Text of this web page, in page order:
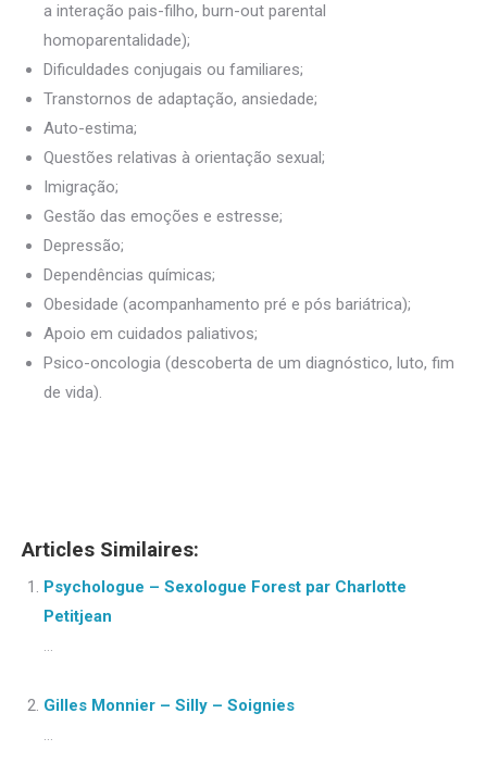
a interação pais-filho, burn-out parental
homoparentalidade);
Dificuldades conjugais ou familiares;
Transtornos de adaptação, ansiedade;
Auto-estima;
Questões relativas à orientação sexual;
Imigração;
Gestão das emoções e estresse;
Depressão;
Dependências químicas;
Obesidade (acompanhamento pré e pós bariátrica);
Apoio em cuidados paliativos;
Psico-oncologia (descoberta de um diagnóstico, luto, fim
de vida).
Articles Similaires:
Psychologue – Sexologue Forest par Charlotte
Petitjean
...
Gilles Monnier – Silly – Soignies
...